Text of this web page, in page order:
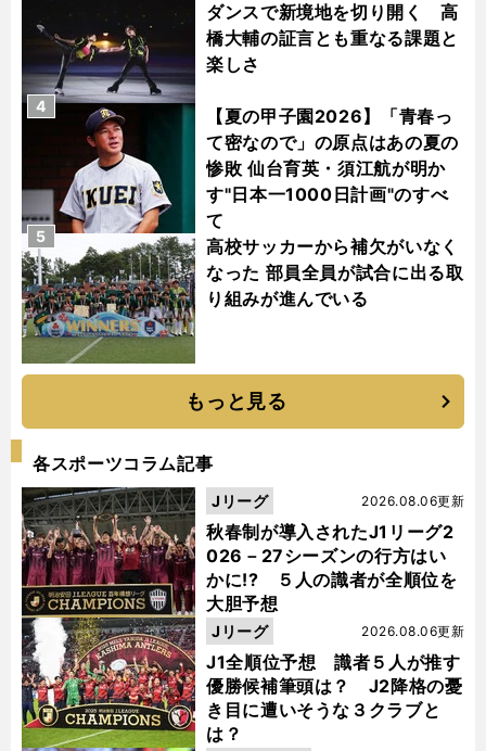
ダンスで新境地を切り開く 高
橋大輔の証言とも重なる課題と
楽しさ
【夏の甲子園2026】「青春っ
て密なので」の原点はあの夏の
惨敗 仙台育英・須江航が明か
す"日本一1000日計画"のすべ
て
4
高校サッカーから補欠がいなく
なった 部員全員が試合に出る取
り組みが進んでいる
5
もっと見る
各スポーツコラム記事
秋春制が導入されたJ1リーグ2
026－27シーズンの行方はい
かに!? ５人の識者が全順位を
大胆予想
2026.08.06更新
Jリーグ
J1全順位予想 識者５人が推す
優勝候補筆頭は？ J2降格の憂
き目に遭いそうな３クラブと
は？
2026.08.06更新
Jリーグ